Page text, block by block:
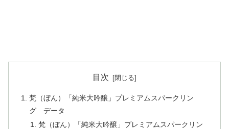
目次
梵（ぼん）「純米大吟醸」プレミアムスパークリン
グ データ
梵（ぼん）「純米大吟醸」プレミアムスパークリン